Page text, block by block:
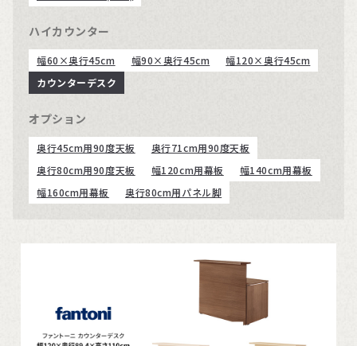
ハイカウンター
幅60×奥行45cm 幅90×奥行45cm
幅120×奥行45cm
カウンターデスク
オプション
奥行45cm用90度天板
奥行71cm用90度天板
奥行80cm用90度天板
幅120cm用幕板
幅140cm用幕板
幅160cm用幕板
奥行80cm用パネル脚